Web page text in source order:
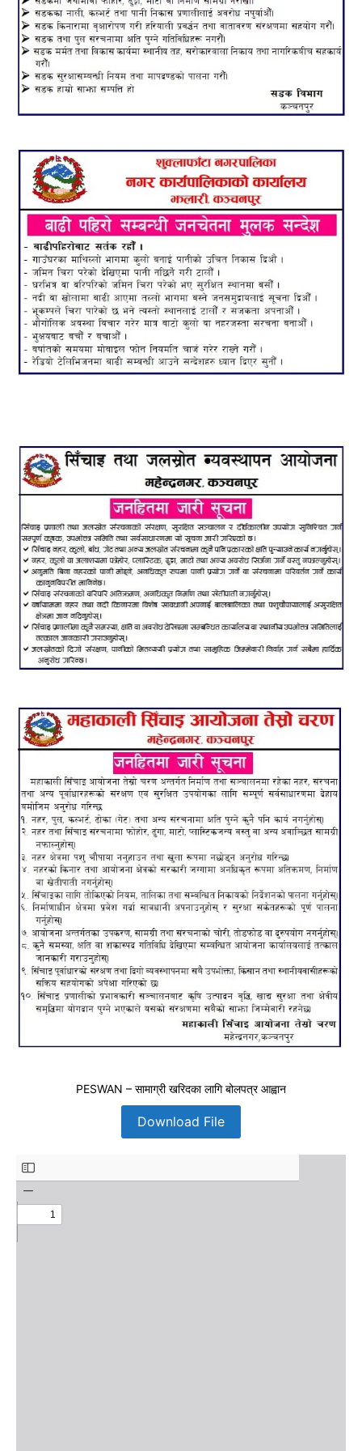
PESWAN – सामाग्री खरिदका लागि बोलपत्र आह्वान
Download File